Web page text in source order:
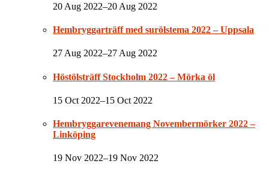
20 Aug 2022–20 Aug 2022
Hembryggarträff med surölstema 2022 – Uppsala
27 Aug 2022–27 Aug 2022
Höstölsträff Stockholm 2022 – Mörka öl
15 Oct 2022–15 Oct 2022
Hembryggarevenemang Novembermörker 2022 –
Linköping
19 Nov 2022–19 Nov 2022